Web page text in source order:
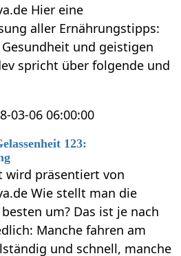
Hier eine
aller Ernährungstipps:
und geistigen
spricht über folgende und
03-06 06:00:00
123:
wird präsentiert von
Wie stellt man die
um? Das ist je nach
Manche fahren am
und schnell, manche